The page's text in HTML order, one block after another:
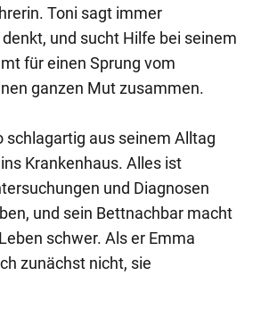
Toni sagt immer
und sucht Hilfe bei seinem
für einen Sprung vom
ganzen Mut zusammen.
schlagartig aus seinem Alltag
Krankenhaus. Alles ist
und Diagnosen
und sein Bettnachbar macht
schwer. Als er Emma
zunächst nicht, sie